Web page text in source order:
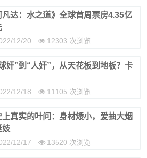
凡达：水之道》全球首周票房4.35亿
12/20 12303 次浏览
奸”到“人奸”，从天花板到地板？卡
12/18 11105 次浏览
上真实的叶问：身材矮小，爱抽大烟
妓
12/17 13520 次浏览